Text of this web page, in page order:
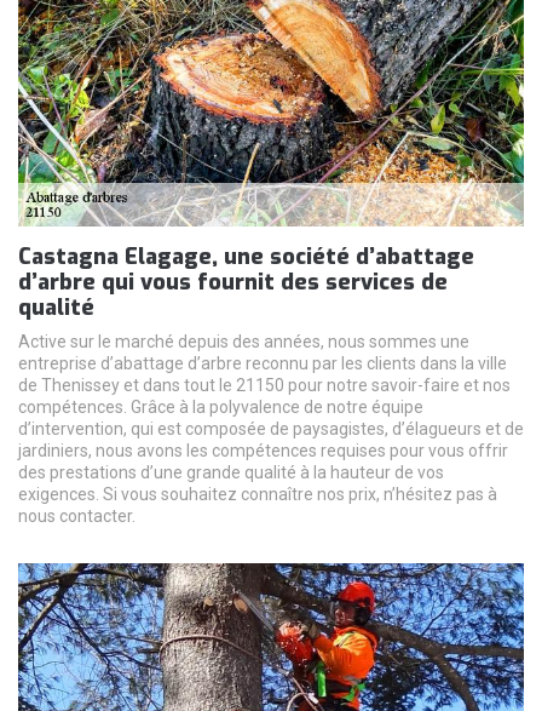
Castagna Elagage, une société d’abattage
d’arbre qui vous fournit des services de
qualité
Active sur le marché depuis des années, nous sommes une
entreprise d’abattage d’arbre reconnu par les clients dans la ville
de Thenissey et dans tout le 21150 pour notre savoir-faire et nos
compétences. Grâce à la polyvalence de notre équipe
d’intervention, qui est composée de paysagistes, d’élagueurs et de
jardiniers, nous avons les compétences requises pour vous offrir
des prestations d’une grande qualité à la hauteur de vos
exigences. Si vous souhaitez connaître nos prix, n’hésitez pas à
nous contacter.